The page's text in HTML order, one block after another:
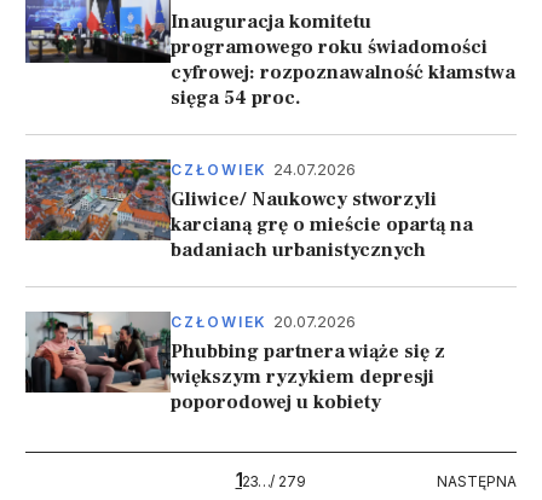
Inauguracja komitetu
programowego roku świadomości
cyfrowej: rozpoznawalność kłamstwa
sięga 54 proc.
CZŁOWIEK 24.07.2026
Gliwice/ Naukowcy stworzyli
karcianą grę o mieście opartą na
badaniach urbanistycznych
CZŁOWIEK 20.07.2026
Phubbing partnera wiąże się z
większym ryzykiem depresji
poporodowej u kobiety
123…/ 279
279 NASTĘPNA
NASTĘPNA